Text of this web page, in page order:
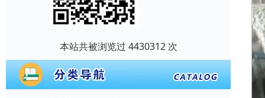
本站共被浏览过 4430312 次